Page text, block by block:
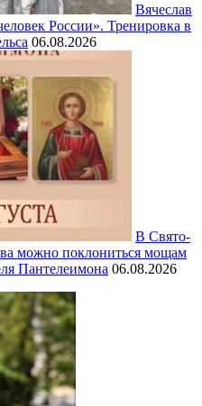
Вячеслав
России». Тренировка в
06.08.2026
В Свято-
можно поклониться мощам
Пантелеимона 06.08.2026